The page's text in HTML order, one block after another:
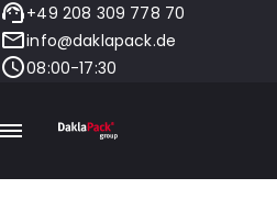
+49 208 309 778 70
info@daklapack.de
08:00-17:30